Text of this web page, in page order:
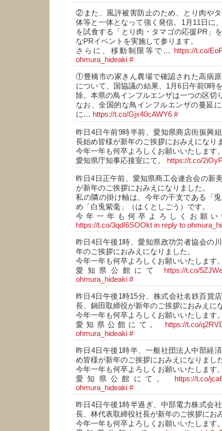
②また、風評被害防止のため、とり肉や
体等と一体となって強く発信。1月11日に
を試食する「とり肉・タマゴの応援PR」
なPRイベントを実施して参ります。
さらに、移動制限等で…
https://t.co/
ohmura_hideaki #
①豊橋市の家きん農場で確認された高病
について、国協議の結果、1月6日午前0時
除。本県の鳥インフルエンザは一つの区切
なお、全国的な鳥インフルエンザの蔓延
に… https://t.co/Gjx40cAWY6 #
昨日4日午前9時半前、愛知県商店街振興
長始め皆様が新年のご挨拶におみえになり
今年一年も何卒よろしくお願いいたします
愛知県庁知事応接室にて。
https://t.co/
昨日4日正午前、愛知県商工会連合会の新
が新年のご挨拶におみえになりました。
私の隣の掛け軸は、今年の干支である「
め「白兎紫毫」（はくとしごう）です。
今年一年も何卒よろしくお願
https://t.co/3qdI6SOOkt in reply to
昨日4日午後1時、愛知県政功労者協会の
年のご挨拶におみえになりました。
今年一年も何卒よろしくお願いいたします
愛知県公館にて
https://t.co/
ohmura_hideaki #
昨日4日午後1時15分、株式会社名鉄百貨
長、鍋田取締役が新年のご挨拶におみえに
今年一年も何卒よろしくお願いいたします
愛知県公館にて。
https://t.co/
ohmura_hideaki #
昨日4日午後1時半、一般社団法人中部経
め皆様が新年のご挨拶におみえになりまし
今年一年も何卒よろしくお願いいたします
愛知県公館にて。
https://t.co/
ohmura_hideaki #
昨日4日午後1時半過ぎ、中部電力株式会
長、林代表取締役社長が新年のご挨拶にお
今年一年も何卒よろしくお願いいたします